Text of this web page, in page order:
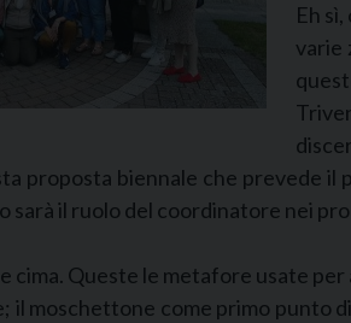
Eh
varie
proposta biennale che prevede
sarà il ruolo del coordinatore nei
cima. Queste le metafore usate per
il moschettone come primo punto